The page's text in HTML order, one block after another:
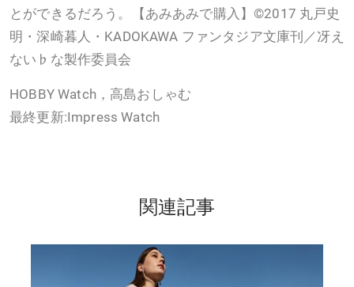
とができるだろう。【あみあみで購入】©2017 丸戸史
明・深崎暮人・KADOKAWA ファンタジア文庫刊／冴え
ない♭な製作委員会
HOBBY Watch，高島おしゃむ
最終更新:Impress Watch
関連記事